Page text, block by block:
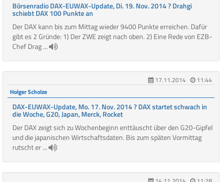
Börsenradio DAX-EUWAX-Update, Di. 19. Nov. 2014 ? Drahgi
schiebt DAX 100 Punkte an
Der DAX kann bis zum Mittag wieder 9400 Punkte erreichen. Dafür
gibt es 2 Gründe: 1) Der ZWE zeigt nach oben. 2) Eine Rede von EZB-
Chef Drag ...
17.11.2014
11:44
Holger Scholze
DAX-EUWAX-Update, Mo. 17. Nov. 2014 ? DAX startet schwach in
die Woche, G20, Japan, Merck, Rocket
Der DAX zeigt sich zu Wochenbeginn enttäuscht über den G20-Gipfel
und die japanischen Wirtschaftsdaten. Bis zum späten Vormittag
rutscht er ...